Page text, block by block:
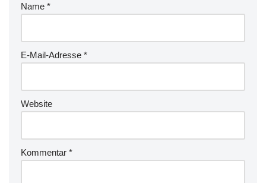
Name *
E-Mail-Adresse *
Website
Kommentar *
s
el
d
le
r
la